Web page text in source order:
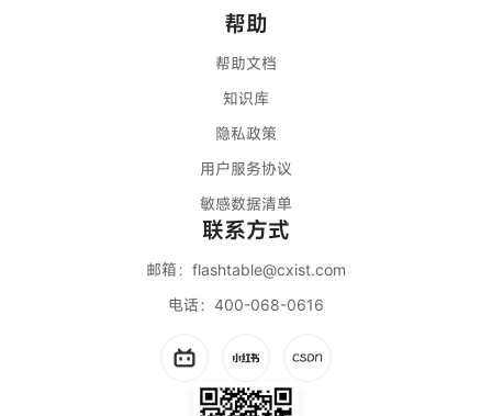
帮助
帮助文档
知识库
隐私政策
用户服务协议
敏感数据清单
联系方式
邮箱： flashtable@cxist.com
电话： 400-068-0616